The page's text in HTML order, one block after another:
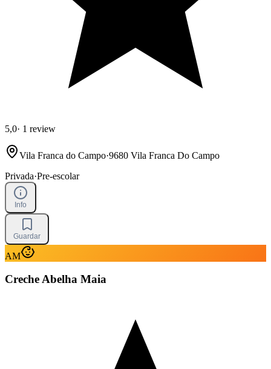
5,0· 1 review
Vila Franca do Campo·9680 Vila Franca Do Campo
Privada·Pre-escolar
Info
Guardar
AM
Creche Abelha Maia